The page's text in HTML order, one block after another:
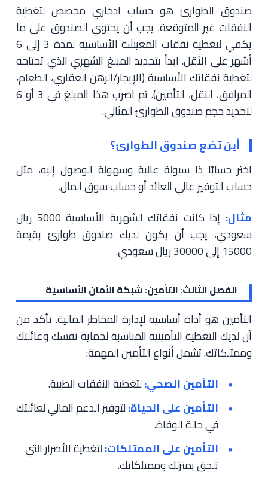
صندوق الطوارئ هو حساب ادخاري مخصص لتغطية
النفقات غير المتوقعة. يجب أن يحتوي الصندوق على ما
يكفي لتغطية نفقات المعيشة الأساسية لمدة 3 إلى 6
أشهر على الأقل. ابدأ بتحديد المبلغ الشهري الذي تحتاجه
لتغطية نفقاتك الأساسية (الإيجار/الرهن العقاري، الطعام،
المرافق، النقل، التأمين). ثم اضرب هذا المبلغ في 3 أو 6
لتحديد حجم صندوق الطوارئ المثالي.
أين تضع صندوق الطوارئ؟
اختر حسابًا ذا سيولة عالية وسهولة الوصول إليه، مثل
حساب التوفير عالي العائد أو حساب سوق المال.
مثال:
إذا كانت نفقاتك الشهرية الأساسية 5000 ريال
سعودي، يجب أن يكون لديك صندوق طوارئ بقيمة
15000 إلى 30000 ريال سعودي.
الفصل الثالث: التأمين: شبكة الأمان الأساسية
التأمين هو أداة أساسية لإدارة المخاطر المالية. تأكد من
أن لديك التغطية التأمينية المناسبة لحماية نفسك وعائلتك
وممتلكاتك. تشمل أنواع التأمين المهمة:
التأمين الصحي:لتغطية النفقات الطبية.
التأمين على الحياة:لتوفير الدعم المالي لعائلتك
في حالة الوفاة.
التأمين على الممتلكات:لتغطية الأضرار التي
تلحق بمنزلك وممتلكاتك.